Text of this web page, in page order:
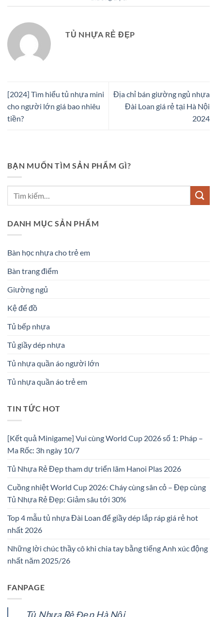
TỦ NHỰA RẺ ĐẸP
[2024] Tìm hiểu tủ nhựa mini
cho người lớn giá bao nhiêu
tiền?
Địa chỉ bán giường ngủ nhựa
Đài Loan giá rẻ tại Hà Nội
2024
BẠN MUỐN TÌM SẢN PHẨM GÌ?
DANH MỤC SẢN PHẨM
Bàn học nhựa cho trẻ em
Bàn trang điểm
Giường ngủ
Kệ để đồ
Tủ bếp nhựa
Tủ giầy dép nhựa
Tủ nhựa quần áo người lớn
Tủ nhựa quần áo trẻ em
TIN TỨC HOT
[Kết quả Minigame] Vui cùng World Cup 2026 số 1: Pháp –
Ma Rốc: 3h ngày 10/7
Tủ Nhựa Rẻ Đẹp tham dự triển lãm Hanoi Plas 2026
Cuồng nhiệt World Cup 2026: Cháy cùng sân cỏ – Đẹp cùng
Tủ Nhựa Rẻ Đẹp: Giảm sâu tới 30%
Top 4 mẫu tủ nhựa Đài Loan để giầy dép lắp ráp giá rẻ hot
nhất 2026
Những lời chúc thầy cô khi chia tay bằng tiếng Anh xúc động
nhất năm 2025/26
FANPAGE
Tủ Nhựa Rẻ Đẹp Hà Nội